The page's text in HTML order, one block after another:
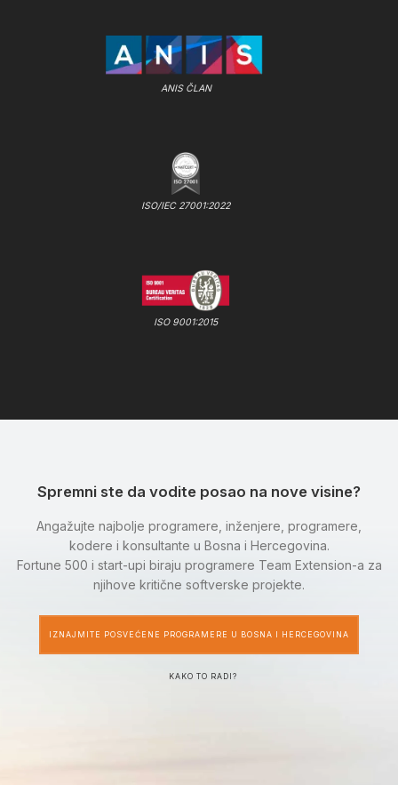
ANIS ČLAN
ISO/IEC 27001:2022
ISO 9001:2015
Spremni ste da vodite posao na nove visine?
Angažujte najbolje programere, inženjere, programere,
kodere i konsultante u Bosna i Hercegovina.
Fortune 500 i start-upi biraju programere Team Extension-a za
njihove kritične softverske projekte.
IZNAJMITE POSVEĆENE PROGRAMERE U BOSNA I HERCEGOVINA
KAKO TO RADI?